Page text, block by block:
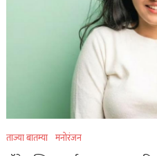
ताज्या बातम्या मनोरंजन